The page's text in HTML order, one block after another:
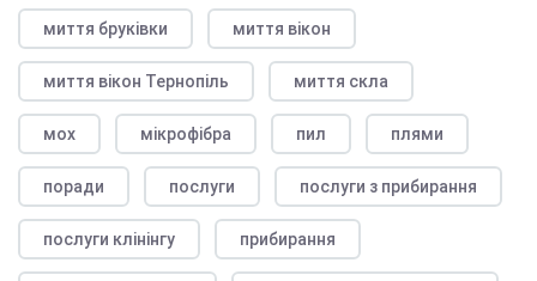
миття бруківки миття вікон
миття вікон Тернопіль миття скла
мох мікрофібра пил плями
поради послуги послуги з прибирання
послуги клінінгу прибирання